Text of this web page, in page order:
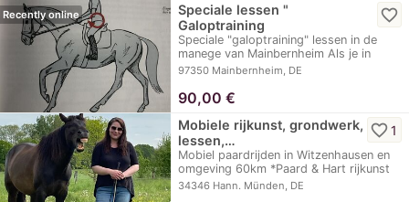
Recently online
Speciale lessen "
Galoptraining
Speciale "galoptraining" lessen in de
manege van Mainbernheim Als je in
een…
97350 Mainbernheim, DE
favorite_border
90,00 €
Mobiele rijkunst, grondwerk,
lessen,…
Mobiel paardrijden in Witzenhausen en
omgeving 60km *Paard & Hart rijkunst
Ik…
34346 Hann. Münden, DE
favorite_border1